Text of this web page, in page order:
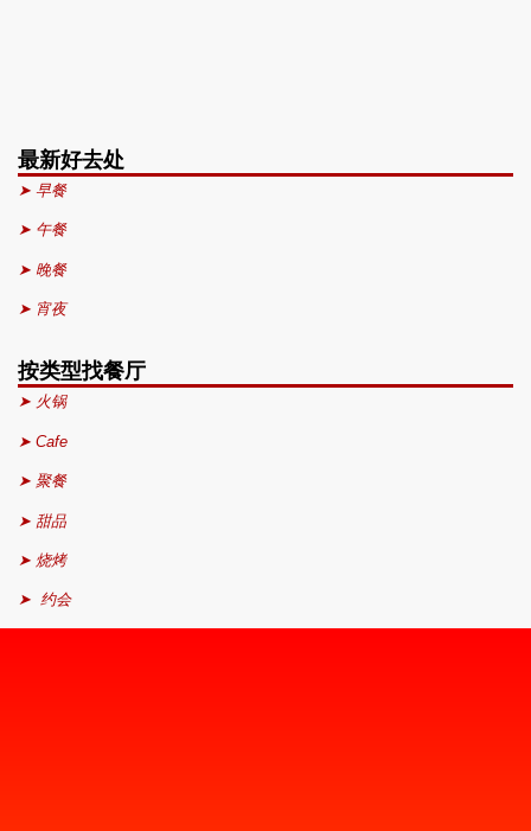
最新好去处
➤ 早餐
➤ 午餐
➤ 晚餐
➤ 宵夜
按类型找餐厅
➤ 火锅
➤ Cafe
➤ 聚餐
➤ 甜品
➤ 烧烤
➤ 约会